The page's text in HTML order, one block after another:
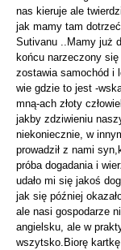
nas kieruje ale
jak mamy tam
Sutivanu ..Mamy już
końcu narzeczony
zostawia samochód i
wie gdzie to jest -
mną-ach złoty
jakby zdziwieniu
niekoniecznie, w
prowadził z nami
próba dogadania i
udało mi się jakoś
jak się później
ale nasi gospodarze
angielsku, ale w
wszytsko.Biorę